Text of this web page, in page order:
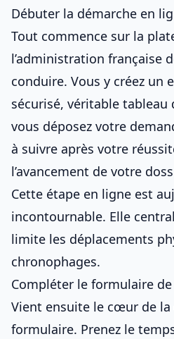
Débuter la démarche en
Tout commence sur la
l’administration française
conduire. Vous y créez un
sécurisé, véritable
vous déposez votre
à suivre après votre
l’avancement de votre
Cette étape en ligne est
incontournable. Elle
limite les déplacements
chronophages.
Compléter le formulaire
Vient ensuite le cœur de la
formulaire. Prenez le